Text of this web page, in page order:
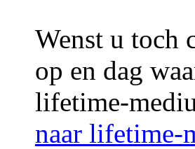
Wenst u toch
op en dag
lifetime-
naar lifetime-